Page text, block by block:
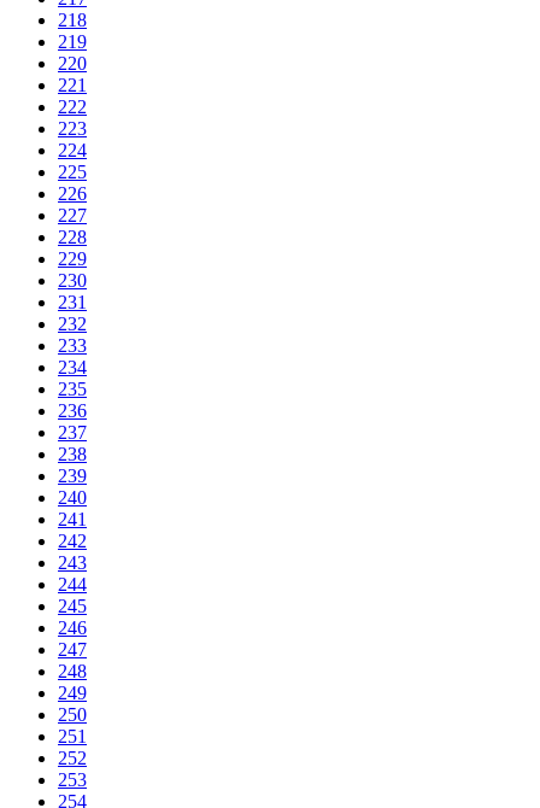
218
219
220
221
222
223
224
225
226
227
228
229
230
231
232
233
234
235
236
237
238
239
240
241
242
243
244
245
246
247
248
249
250
251
252
253
254